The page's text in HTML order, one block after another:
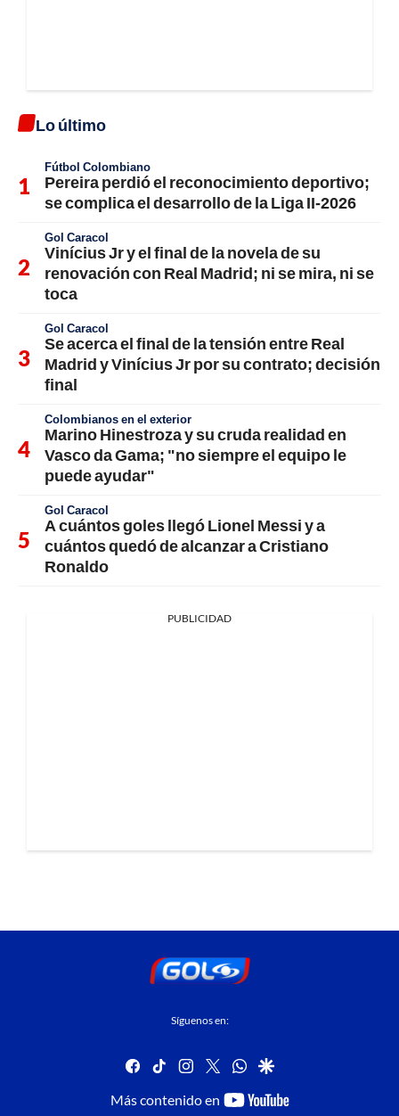
Lo último
Fútbol Colombiano
Pereira perdió el reconocimiento deportivo;
se complica el desarrollo de la Liga II-2026
Gol Caracol
Vinícius Jr y el final de la novela de su
renovación con Real Madrid; ni se mira, ni se
toca
Gol Caracol
Se acerca el final de la tensión entre Real
Madrid y Vinícius Jr por su contrato; decisión
final
Colombianos en el exterior
Marino Hinestroza y su cruda realidad en
Vasco da Gama; "no siempre el equipo le
puede ayudar"
Gol Caracol
A cuántos goles llegó Lionel Messi y a
cuántos quedó de alcanzar a Cristiano
Ronaldo
PUBLICIDAD
Síguenos en:
facebook
tiktok instagram
twitterwhatsapp
google
Más contenido en
youtube-